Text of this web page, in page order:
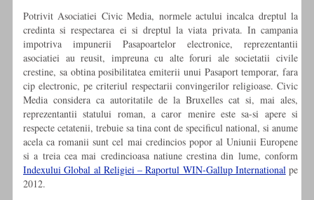
Potrivit Asociatiei Civic Media, normele actului incalca dreptul la
credinta si respectarea ei si dreptul la viata privata. In campania
impotriva impunerii Pasapoartelor electronice, reprezentantii
asociatiei au reusit, impreuna cu alte foruri ale societatii civile
crestine, sa obtina posibilitatea emiterii unui Pasaport temporar, fara
cip electronic, pe criteriul respectarii convingerilor religioase. Civic
Media considera ca autoritatile de la Bruxelles cat si, mai ales,
reprezentantii statului roman, a caror menire este sa-si apere si
respecte cetatenii, trebuie sa tina cont de specificul national, si anume
acela ca romanii sunt cel mai credincios popor al Uniunii Europene
si a treia cea mai credincioasa natiune crestina din lume, conform
Indexului Global al Religiei – Raportul WIN-Gallup Internationalpe
2012.